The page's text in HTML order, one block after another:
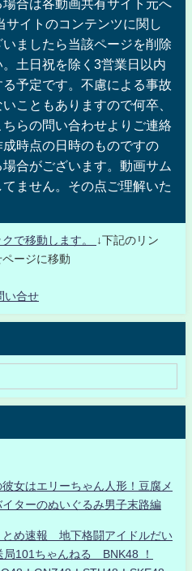
合は各動画共有サイト元へ
サイトのコンテンツに関し
ましたら当該ページを削除
土日祝を除く3営業日以内
予定です。不慮による事故
こともありますので何卒、
らの問い合わせよりご連絡
時点の日時のものですの
合がございます。動画サム
ません。その点ご理解いた
で移動します。
↓下記のリン
ージに移動
い合せ
女はエリーちゃん人形！豆腐メ
ターのぬいぐるみ男子末路編
め速報 地下格闘アイドルだい
101ちゃんねる BNK48 ！